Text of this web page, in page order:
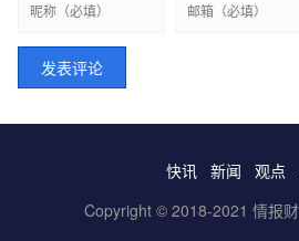
快讯 新闻 观点
Copyright © 2018-2021 情报